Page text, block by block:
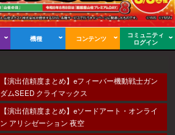
機種 コンテンツ
コミュニティ
ログイン
【演出信頼度まとめ】eフィーバー機動戦士ガン
ダムSEED クライマックス
【演出信頼度まとめ】eソードアート・オンライ
ン アリシゼーション 夜空